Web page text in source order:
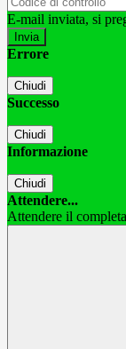
E-mail inviata, si
Errore
Chiudi
Successo
Chiudi
Informazione
Chiudi
Attendere...
Attendere il